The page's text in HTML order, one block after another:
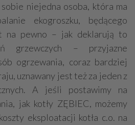
zabezpieczenia
Systemy energooszczędne
Systemy odwodnień
Przemysłowe instalacje
Hydrotechnika
centralne
niejedna osoba, która ma
ekogroszku, będącego
na pewno – jak deklarują to
grzewczych – przyjazne
ogrzewania, coraz bardziej
uznawany jest też za jeden z
A jeśli postawimy na
jak kotły ZĘBIEC, możemy
eksploatacji kotła c.o. na